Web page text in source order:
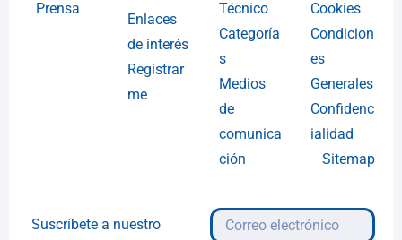
Prensa
Enlaces
de interés
Registrar
me
Técnico
Categoría
s
Medios
de
comunica
ción
Cookies
Condicion
es
Generales
Confidenc
ialidad
Sitemap
Suscríbete a nuestro